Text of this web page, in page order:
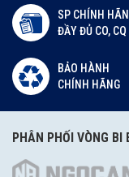
SP CHÍNH
ĐẦY ĐỦ CO, CQ
BẢO HÀNH
CHÍNH HÃNG
PHÂN PHỐI VÒNG